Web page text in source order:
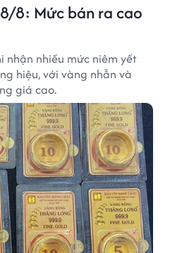
8: Mức bán ra cao
nhận nhiều mức niêm yết
hiệu, với vàng nhẫn và
giá cao.